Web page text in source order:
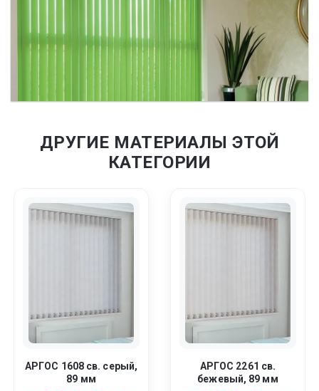
ДРУГИЕ МАТЕРИАЛЫ ЭТОЙ
КАТЕГОРИИ
АРГОС 1608 св. серый,
89 мм
АРГОС 2261 св.
бежевый, 89 мм